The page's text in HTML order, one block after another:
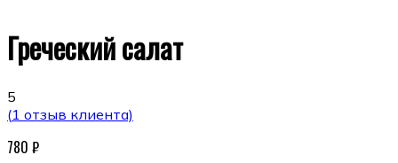
Греческий салат
5
(1 отзыв клиента)
780 ₽